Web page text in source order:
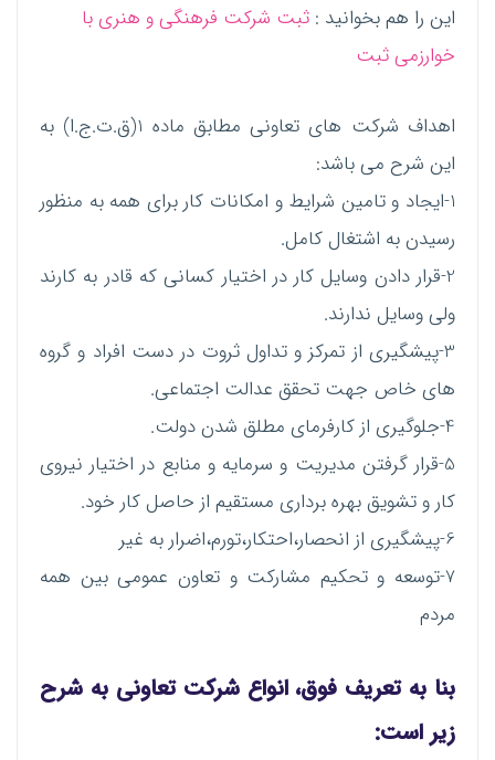
این را هم بخوانید : ثبت شرکت فرهنگی و هنری با
خوارزمی ثبت
اهداف شرکت های تعاونی مطابق ماده 1(ق.ت.ج.ا) به
این شرح می باشد:
1-ایجاد و تامین شرایط و امکانات کار برای همه به منظور
رسیدن به اشتغال کامل.
2-قرار دادن وسایل کار در اختیار کسانی که قادر به کارند
ولی وسایل ندارند.
3-پیشگیری از تمرکز و تداول ثروت در دست افراد و گروه
های خاص جهت تحقق عدالت اجتماعی.
4-جلوگیری از کارفرمای مطلق شدن دولت.
5-قرار گرفتن مدیریت و سرمایه و منابع در اختیار نیروی
کار و تشویق بهره برداری مستقیم از حاصل کار خود.
6-پیشگیری از انحصار،احتکار،تورم،اضرار به غیر
7-توسعه و تحکیم مشارکت و تعاون عمومی بین همه
مردم
بنا به تعریف فوق، انواع شرکت تعاونی به شرح
زیر است: